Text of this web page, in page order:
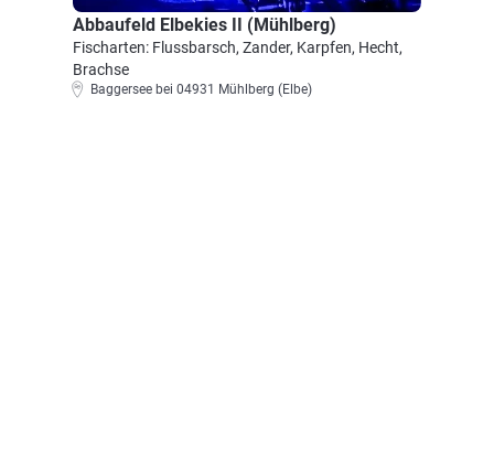
Abbaufeld Elbekies II (Mühlberg)
Fischarten: Flussbarsch, Zander, Karpfen, Hecht,
Brachse
Baggersee bei 04931 Mühlberg (Elbe)